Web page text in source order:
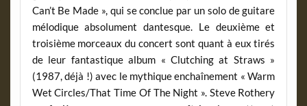
Can’t Be Made », qui se conclue par un solo de guitare
mélodique absolument dantesque. Le deuxième et
troisième morceaux du concert sont quant à eux tirés
de leur fantastique album « Clutching at Straws »
(1987, déjà !) avec le mythique enchaînement « Warm
Wet Circles/That Time Of The Night ». Steve Rothery